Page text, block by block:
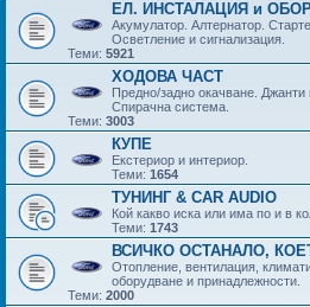
ЕЛ. ИНСТАЛАЦИЯ и
Акумулатор. Алтернатор.
Осветление и сигнализация.
Теми: 5921
ХОДОВА ЧАСТ
Предно/задно окачване.
Спирачна система.
Теми: 3003
КУПЕ
Екстериор и интериор.
Теми: 1654
ТУНИНГ & CAR AUDIO
Кой какво иска или има по и в
Теми: 1743
ВСИЧКО ОСТАНАЛО,
Отопление, вентилация,
оборудване и принадлежности.
Теми: 2000